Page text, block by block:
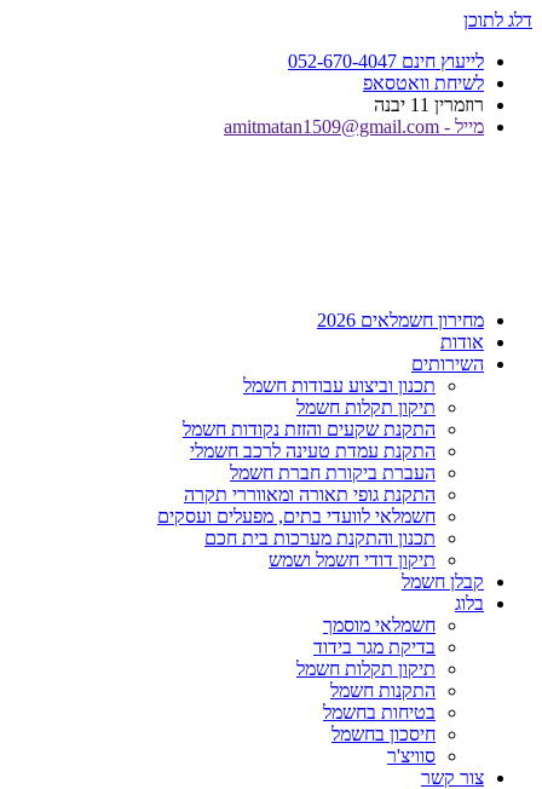
דלג לתוכן
לייעוץ חינם 052-670-4047
לשיחת וואטסאפ
רוזמרין 11 יבנה
מייל - amitmatan1509@gmail.com
מחירון חשמלאים 2026
אודות
השירותים
תכנון וביצוע עבודות חשמל
תיקון תקלות חשמל
התקנת שקעים והזזת נקודות חשמל
התקנת עמדת טעינה לרכב חשמלי
העברת ביקורת חברת חשמל
התקנת גופי תאורה ומאווררי תקרה
חשמלאי לוועדי בתים, מפעלים ועסקים
תכנון והתקנת מערכות בית חכם
תיקון דודי חשמל ושמש
קבלן חשמל
בלוג
חשמלאי מוסמך
בדיקת מגר בידוד
תיקון תקלות חשמל
התקנות חשמל
בטיחות בחשמל
חיסכון בחשמל
סוויצ'ר
צור קשר